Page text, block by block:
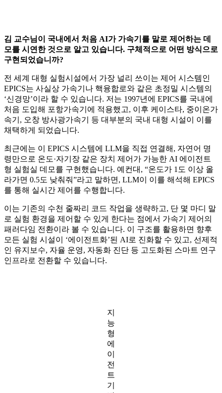
김 교수님이 국내에서 처음 AI가 가속기를 말로 제어하는 데
모를 시연한 것으로 알고 있습니다. 구체적으로 어떤 방식으로
구현되었습니까?
전 세계 대형 실험시설에서 가장 널리 쓰이는 제어 시스템인
EPICS는 사실상 가속기나 핵융합로와 같은 초정밀 시스템의
‘신경망’이라 할 수 있습니다. 저는 1997년에 EPICS를 국내에
처음 도입해 포항가속기에 적용했고, 이후 케이스타, 중이온가
속기, 오창 방사광가속기 등 대부분의 국내 대형 시설이 이를
채택하게 되었습니다.
최근에는 이 EPICS 시스템에 LLM을 직접 연결해, 자연어 명
령만으로 온도·자기장 같은 장치 제어가 가능한 AI 에이전트
형 실험실 데모를 구현했습니다. 예컨대, “온도가 1도 이상 올
라가면 0.5도 낮춰줘”라고 말하면, LLM이 이를 해석해 EPICS
를 통해 실시간 제어를 수행합니다.
이는 기존의 수천 줄짜리 코드 작업을 생략하고, 단 몇 마디 말
로 실험 환경을 제어할 수 있게 한다는 점에서 가속기 제어의
패러다임 전환이라 볼 수 있습니다. 이 구조를 활용하면 향후
모든 실험 시설이 ‘에이전트화’된 AI로 진화할 수 있고, 선제적
인 유지보수, 자율 운영, 자동화 진단 등 고도화된 스마트 연구
인프라로 전환할 수 있습니다.
지
능
형
에
이
전
트
기